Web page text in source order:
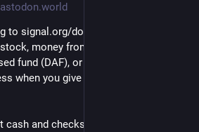
to signal.org/donate. You can give
money from a charitable giving
fund (DAF), or cryptocurrency. If you
when you give (optional!), you’ll
and checks if you want your